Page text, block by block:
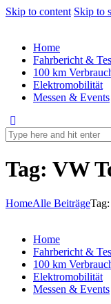
Skip to content Skip to
Home
Fahrbericht &
100 km
Elektromobilität
Messen & Events
Tag: VW
HomeAlle Beiträge
Home
Fahrbericht &
100 km
Elektromobilität
Messen & Events